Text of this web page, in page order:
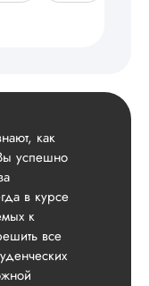
как
успешно
в курсе
к
все